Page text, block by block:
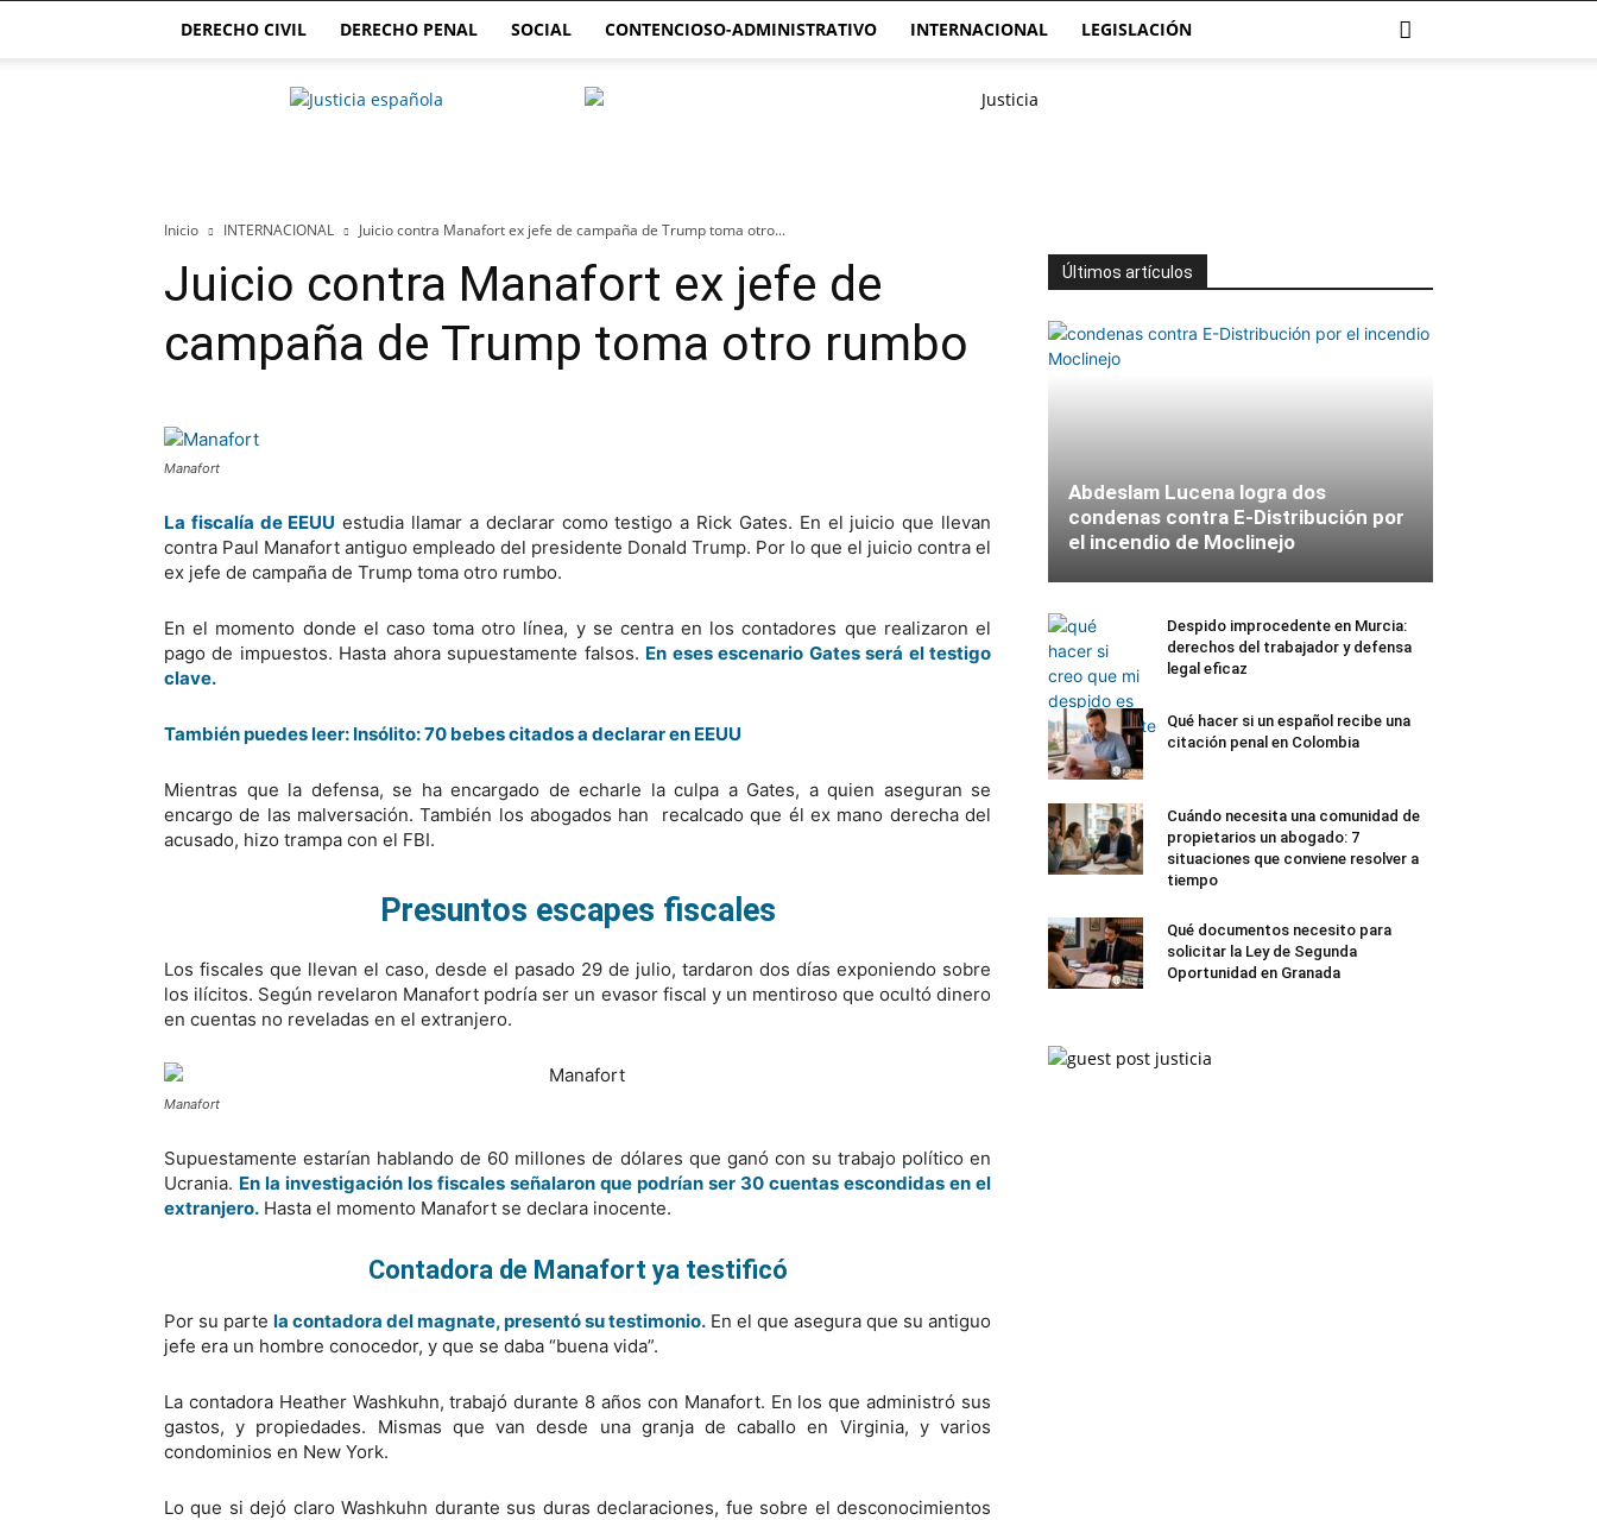
DERECHO CIVIL DERECHO PENAL SOCIAL CONTENCIOSO-ADMINISTRATIVO INTERNACIONAL LEGISLACIÓN
Justicia.com.es
Inicio INTERNACIONAL Juicio contra Manafort ex jefe de campaña de Trump toma otro...
Juicio contra Manafort ex jefe de
campaña de Trump toma otro rumbo
Manafort
La fiscalía de EEUU estudia llamar a declarar como testigo a Rick Gates. En el juicio que llevan
contra Paul Manafort antiguo empleado del presidente Donald Trump. Por lo que el juicio contra el
ex jefe de campaña de Trump toma otro rumbo.
En el momento donde el caso toma otro línea, y se centra en los contadores que realizaron el
pago de impuestos. Hasta ahora supuestamente falsos. En eses escenario Gates será el testigo
clave.
También puedes leer: Insólito:70 bebes citados a declarar en EEUU
Mientras que la defensa, se ha encargado de echarle la culpa a Gates, a quien aseguran se
encargo de las malversación. También los abogados han recalcado que él ex mano derecha del
acusado, hizo trampa con el FBI.
Presuntos escapes fiscales
Los fiscales que llevan el caso, desde el pasado 29 de julio, tardaron dos días exponiendo sobre
los ilícitos. Según revelaron Manafort podría ser un evasor fiscal y un mentiroso que ocultó dinero
en cuentas no reveladas en el extranjero.
Manafort
Supuestamente estarían hablando de 60 millones de dólares que ganó con su trabajo político en
Ucrania. En la investigación los fiscales señalaron que podrían ser 30 cuentas escondidas en el
extranjero. Hasta el momento Manafort se declara inocente.
Contadora de Manafort ya testificó
Por su parte la contadora del magnate, presentó su testimonio. En el que asegura que su antiguo
jefe era un hombre conocedor, y que se daba “buena vida”.
La contadora Heather Washkuhn, trabajó durante 8 años con Manafort. En los que administró sus
gastos, y propiedades. Mismas que van desde una granja de caballo en Virginia, y varios
condominios en New York.
Lo que si dejó claro Washkuhn durante sus duras declaraciones, fue sobre el desconocimientos
Últimos artículos
Abdeslam Lucena logra dos
condenas contra E-Distribución por
el incendio de Moclinejo
Despido improcedente en Murcia:
derechos del trabajador y defensa
legal eficaz
Qué hacer si un español recibe una
citación penal en Colombia
Cuándo necesita una comunidad de
propietarios un abogado: 7
situaciones que conviene resolver a
tiempo
Qué documentos necesito para
solicitar la Ley de Segunda
Oportunidad en Granada